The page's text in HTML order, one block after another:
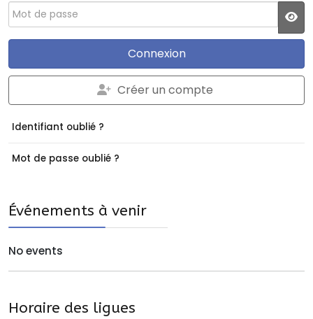
Mot de passe
Connexion
Créer un compte
Identifiant oublié ?
Mot de passe oublié ?
Événements à venir
No events
Horaire des ligues